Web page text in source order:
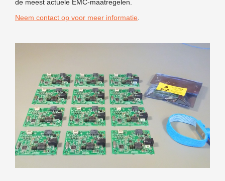
de meest actuele EMC-maatregelen.
Neem contact op voor meer informatie.